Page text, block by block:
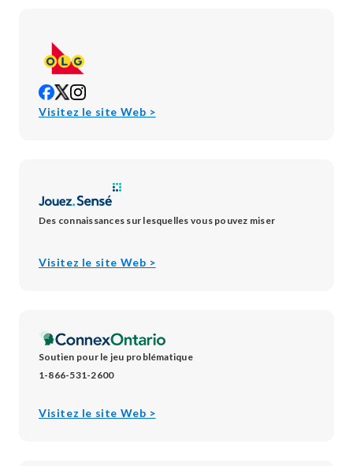
opens
in
opens
in
opens
in
Visitez le site Web >opens
Des connaissances sur lesquelles vous pouvez miser
Visitez le site Web >opens
Soutien pour le jeu problématique
1-866-531-2600
Visitez le site Web >opens